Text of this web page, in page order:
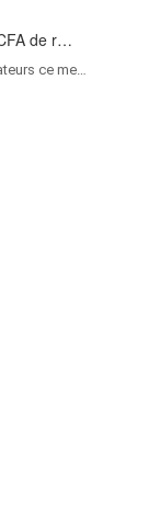
de r…
ce me…